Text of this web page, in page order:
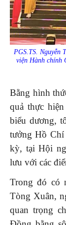
PGS.TS. Nguyễn
viện Hành chính
Bằng hình
quả thực
biểu dương,
tưởng Hồ Chí
kỳ, tại Hội
lưu với các
Trong đó có
Tòng Xuân,
quan trọng